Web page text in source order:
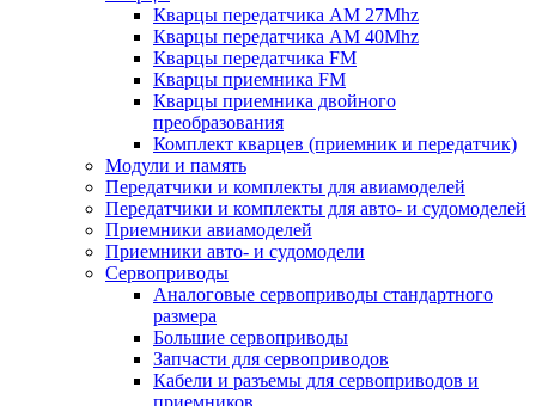
Кварцы передатчика AM 27Mhz
Кварцы передатчика AM 40Mhz
Кварцы передатчика FM
Кварцы приемника FM
Кварцы приемника двойного
преобразования
Комплект кварцев (приемник и передатчик)
Модули и память
Передатчики и комплекты для авиамоделей
Передатчики и комплекты для авто- и судомоделей
Приемники авиамоделей
Приемники авто- и судомодели
Сервоприводы
Аналоговые сервоприводы стандартного
размера
Большие сервоприводы
Запчасти для сервоприводов
Кабели и разъемы для сервоприводов и
приемников